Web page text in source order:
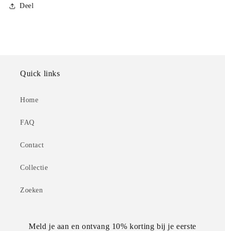
Deel
Quick links
Home
FAQ
Contact
Collectie
Zoeken
Meld je aan en ontvang 10% korting bij je eerste